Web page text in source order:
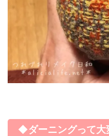
◆ダーニングって大